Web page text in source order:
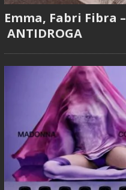
Emma, Fabri Fibra –
ANTIDROGA